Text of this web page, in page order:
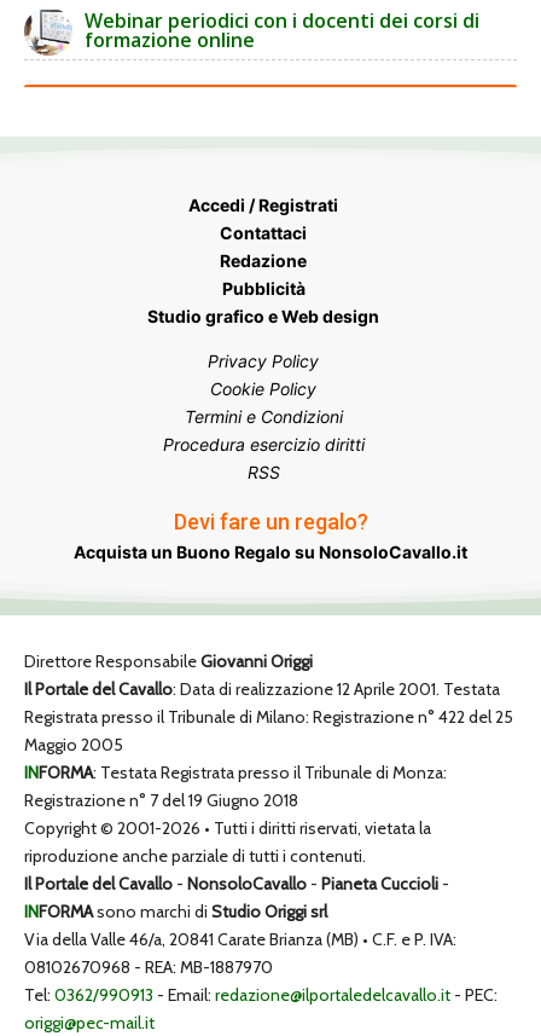
Webinar periodici con i docenti dei corsi di
formazione online
Accedi / Registrati
Contattaci
Redazione
Pubblicità
Studio grafico e Web design
Privacy Policy
Cookie Policy
Termini e Condizioni
Procedura esercizio diritti
RSS
Devi fare un regalo?
Acquista un Buono Regalo su NonsoloCavallo.it
Direttore ResponsabileGiovanni Origgi
Il Portale del Cavallo: Data di realizzazione 12 Aprile 2001. Testata
Registrata presso il Tribunale di Milano: Registrazione n° 422 del 25
Maggio 2005
INFORMA: Testata Registrata presso il Tribunale di Monza:
Registrazione n° 7 del 19 Giugno 2018
Copyright © 2001-2026 • Tutti i diritti riservati, vietata la
riproduzione anche parziale di tutti i contenuti.
Il Portale del Cavallo - NonsoloCavallo - Pianeta Cuccioli -
INFORMAsono marchi di Studio Origgi srl
Via della Valle 46/a, 20841 Carate Brianza (MB) • C.F. e P. IVA:
08102670968 - REA: MB-1887970
Tel: 0362/990913 - Email: redazione@ilportaledelcavallo.it - PEC:
origgi@pec-mail.it